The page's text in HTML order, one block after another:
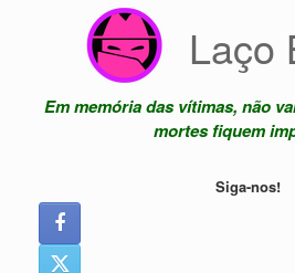
Laço
Em memória das vítimas, não
mortes fiquem
Siga-nos!